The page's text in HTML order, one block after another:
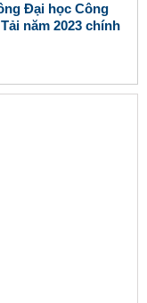
Đại học Công
năm 2023 chính